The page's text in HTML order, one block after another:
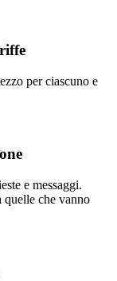
per ciascuno e
e messaggi.
quelle che vanno